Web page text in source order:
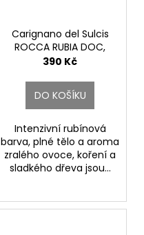
Carignano del Sulcis
ROCCA RUBIA DOC,
0,375 l, Riserva .
390 Kč
DO KOŠÍKU
Intenzivní rubínová
barva, plné tělo a aroma
zralého ovoce, koření a
sladkého dřeva jsou...